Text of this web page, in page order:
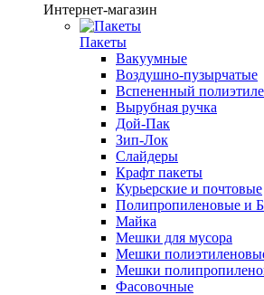
Интернет-магазин
Пакеты
Вакуумные
Воздушно-пузырчатые
Вспененный
Вырубная ручка
Дой-Пак
Зип-Лок
Слайдеры
Крафт пакеты
Курьерские и почтовые
Полипропиленовые и
Майка
Мешки для мусора
Мешки
Мешки
Фасовочные